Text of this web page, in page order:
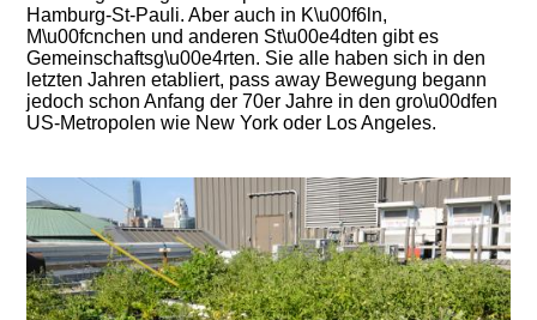
Hamburg-St-Pauli. Aber auch in K\u00f6ln,
M\u00fcnchen und anderen St\u00e4dten gibt es
Gemeinschaftsg\u00e4rten. Sie alle haben sich in den
letzten Jahren etabliert, pass away Bewegung begann
jedoch schon Anfang der 70er Jahre in den gro\u00dfen
US-Metropolen wie New York oder Los Angeles.